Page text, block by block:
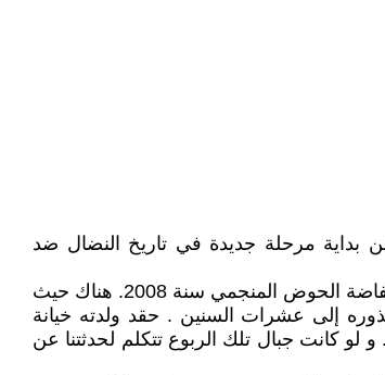
سيدي بوزيد إحدى المدن التونسية المنسية و التي منها إنطلقت شرارة إنتفاضة 17 ديسمبرلتعلن بداية مرحلة جديدة في تاريخ النضال ضد
إنطلقت إنتفاضة 17 ديسمبر من الأرياف حالها حال أغلب الإنتفاضات التي شهدها القطر التونسي مثل إنتفاضة الخبز في جانفي1984 و إنتفاضة الحوض المنجمي سنة 2008. هناك حيث
إلى عشرات السنين . حقد ولدته خيانة
لو كانت جبال تلك الربوع تتكلم لحدثتنا عن